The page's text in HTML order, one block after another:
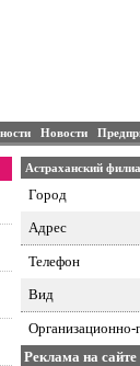
Новости
Астраханский
Город
Адрес
Телефон
Вид
Организационно-
Реклама на сайте